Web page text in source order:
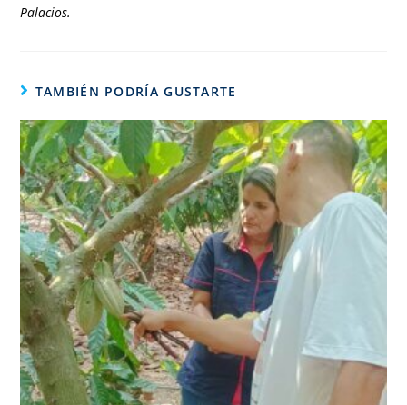
Palacios.
TAMBIÉN PODRÍA GUSTARTE